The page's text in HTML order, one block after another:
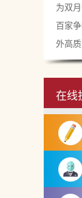
为双
百家
外高
在线